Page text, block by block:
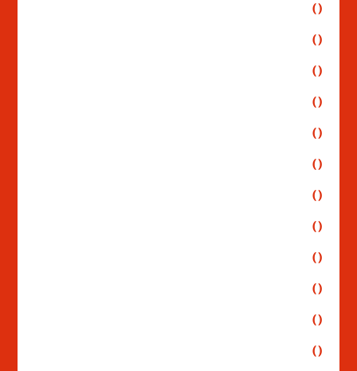
()
()
()
()
()
()
()
()
()
()
()
()